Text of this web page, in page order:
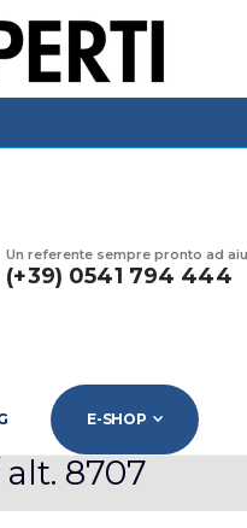
Un referente sempre pronto ad
(+39) 0541 794 444
E-SHOP
alt. 8707